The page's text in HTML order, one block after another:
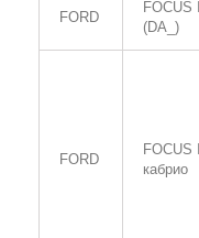
FORD
FOCUS II
(DA_)
FORD
FOCUS II
кабрио